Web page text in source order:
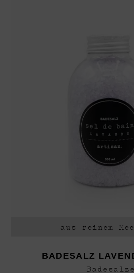
aus reinem
BADESALZ
Badesalze